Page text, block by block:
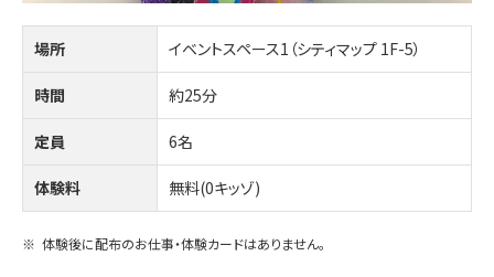
場所 イベントスペース1（シティマップ 1F-5）
時間 約25分
定員 6名
体験料 無料(0キッゾ)
※ 体験後に配布のお仕事・体験カードはありません。